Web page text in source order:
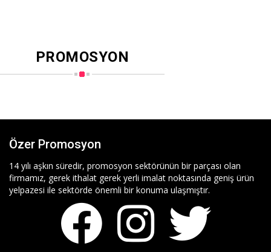
PROMOSYON
Özer Promosyon
14 yılı aşkın süredir, promosyon sektörünün bir parçası olan
firmamız, gerek ithalat gerek yerli imalat noktasında geniş ürün
yelpazesi ile sektörde önemli bir konuma ulaşmıştır.